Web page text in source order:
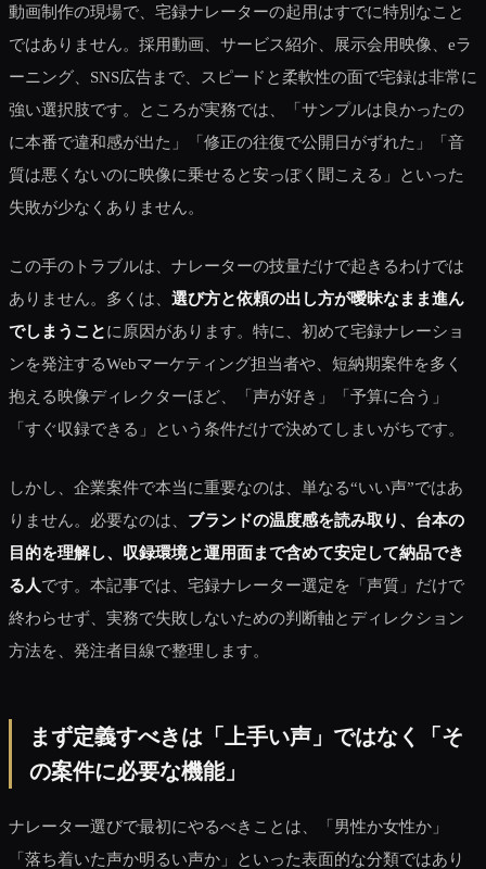
動画制作の現場で、宅録ナレーターの起用はすでに特別なこと
ではありません。採用動画、サービス紹介、展示会用映像、eラ
ーニング、SNS広告まで、スピードと柔軟性の面で宅録は非常に
強い選択肢です。ところが実務では、「サンプルは良かったの
に本番で違和感が出た」「修正の往復で公開日がずれた」「音
質は悪くないのに映像に乗せると安っぽく聞こえる」といった
失敗が少なくありません。
この手のトラブルは、ナレーターの技量だけで起きるわけでは
ありません。多くは、 選び方と依頼の出し方が曖昧なまま進ん
でしまうことに原因があります。特に、初めて宅録ナレーショ
ンを発注するWebマーケティング担当者や、短納期案件を多く
抱える映像ディレクターほど、「声が好き」「予算に合う」
「すぐ収録できる」という条件だけで決めてしまいがちです。
しかし、企業案件で本当に重要なのは、単なる“いい声”ではあ
りません。必要なのは、 ブランドの温度感を読み取り、台本の
目的を理解し、収録環境と運用面まで含めて安定して納品でき
る人です。本記事では、宅録ナレーター選定を「声質」だけで
終わらせず、実務で失敗しないための判断軸とディレクション
方法を、発注者目線で整理します。
まず定義すべきは「上手い声」ではなく「そ
の案件に必要な機能」
ナレーター選びで最初にやるべきことは、「男性か女性か」
「落ち着いた声か明るい声か」といった表面的な分類ではあり